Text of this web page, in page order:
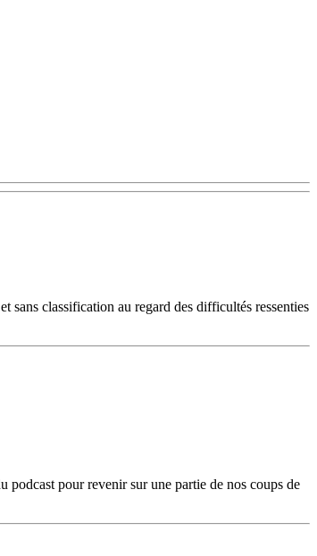
sans classification au regard des difficultés ressenties
pour revenir sur une partie de nos coups de